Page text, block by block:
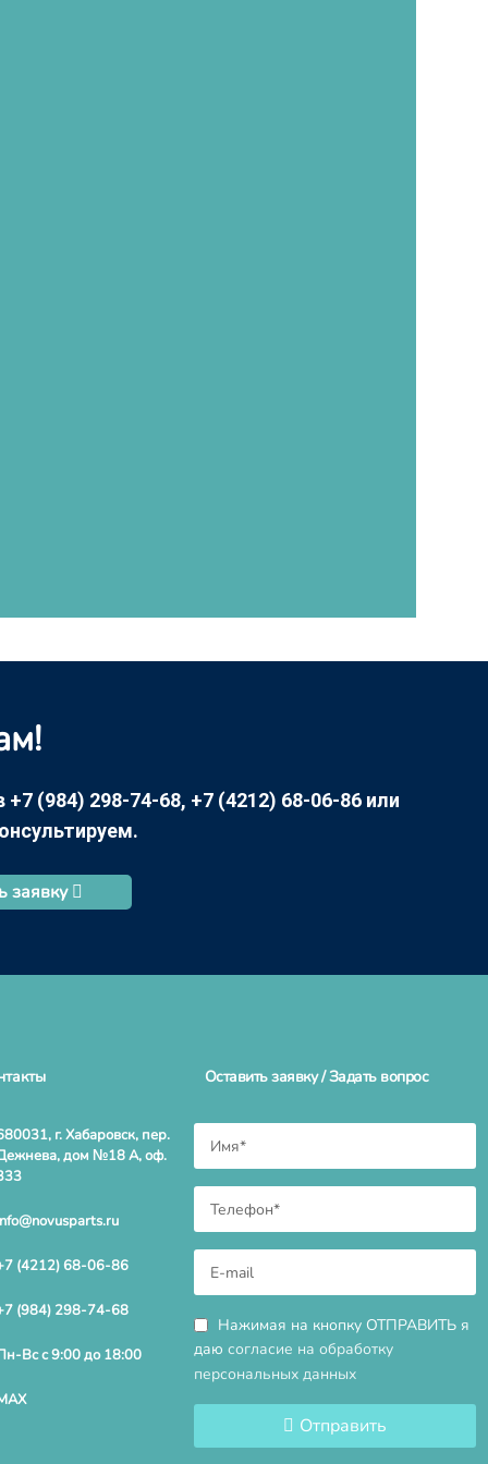
(984) 298-74-68, +7 (4212) 68-06-86 или
заявку
г. Хабаровск, пер.
дом №18 А, оф.
(4212) 68-06-86
(984) 298-74-68
Вс с 9:00 до 18:00
Оставить заявку / Задать вопрос
Нажимая на кнопку ОТПРАВИТЬ я
даю согласие на обработку
персональных данных
Отправить